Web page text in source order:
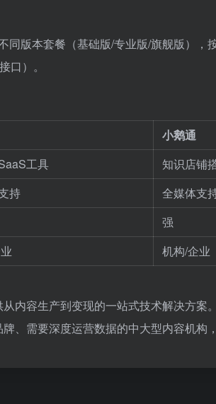
同版本套餐（基础版/专业版/旗舰版），
口）。
小鹅通
工具 知识店铺
持 全媒体支
强
机构/企业
内容生产到变现的一站式技术解决方案
、需要深度运营数据的中大型内容机构